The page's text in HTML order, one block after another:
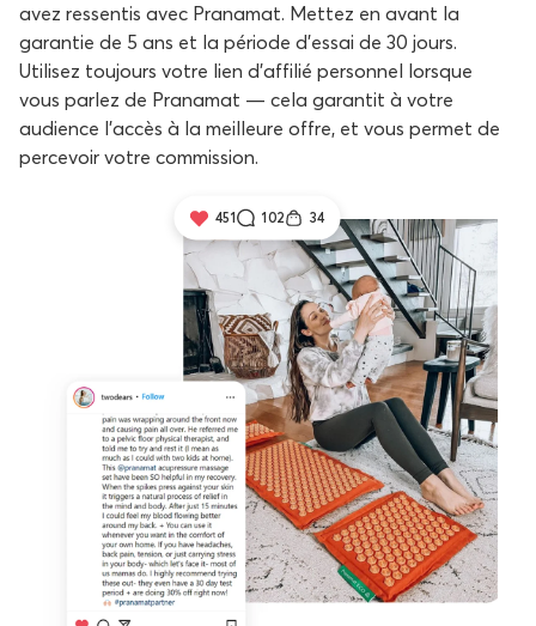
avez ressentis avec Pranamat. Mettez en avant la
garantie de 5 ans et la période d'essai de 30 jours.
Utilisez toujours votre lien d'affilié personnel lorsque
vous parlez de Pranamat — cela garantit à votre
audience l'accès à la meilleure offre, et vous permet de
percevoir votre commission.
451 102 34